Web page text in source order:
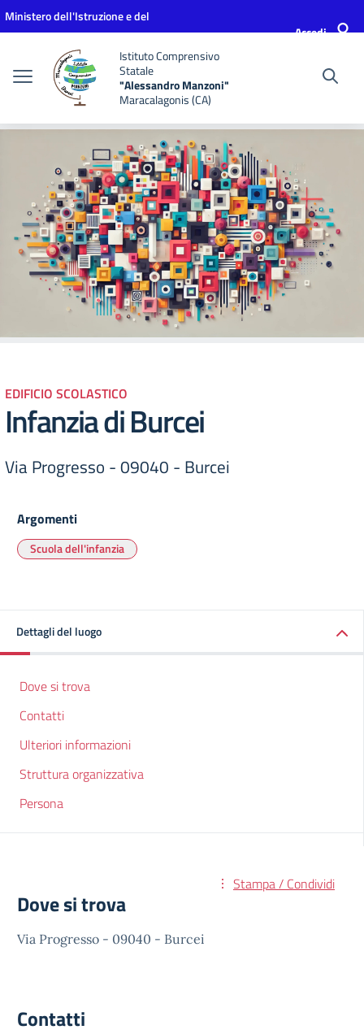
Vai ai contenuti
Vai al menu di navigazione
Vai al footer
Ministero dell'Istruzione e del
Accedi
Istituto Comprensivo
Statale
"Alessandro Manzoni"
Maracalagonis (CA)
EDIFICIO SCOLASTICO
Infanzia di Burcei
Via Progresso - 09040 - Burcei
Argomenti
Scuola dell'infanzia
Dettagli del luogo
Dove si trova
Contatti
Ulteriori informazioni
Struttura organizzativa
Persona
Stampa / Condividi
Dove si trova
Via Progresso - 09040 - Burcei
Contatti